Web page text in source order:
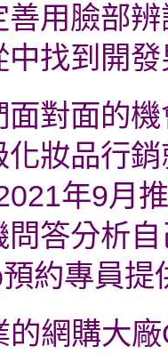
善用臉部
中找到開
面對面的
化妝品行
年9月
問答分析
約專員提
的網購大